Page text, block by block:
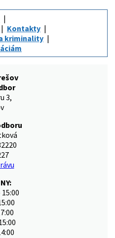
Kontakty
kriminality
3,